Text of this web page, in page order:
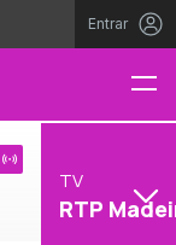
Entrar
TV
RTP